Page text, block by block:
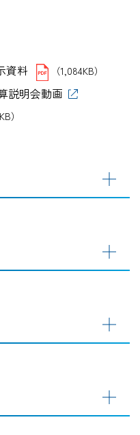
資料 （1,084KB）
説明会動画
）